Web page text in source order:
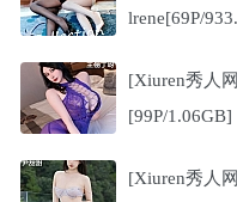
lrene[69P/
[Xiuren秀人
[99P/1.06GB]
[Xiuren秀人